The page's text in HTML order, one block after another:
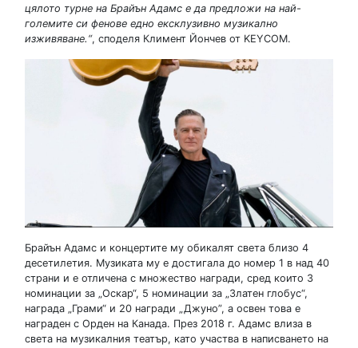
цялото турне на Брайън Адамс е да предложи на най-
големите си фенове едно ексклузивно музикално
изживяване.“, споделя Климент Йончев от KEYCOM.
Брайън Адамс и концертите му обикалят света близо 4
десетилетия. Музиката му е достигала до номер 1 в над 40
страни и е отличена с множество награди, сред които 3
номинации за „Оскар“, 5 номинации за „Златен глобус“,
награда „Грами“ и 20 награди „Джуно”, а освен това е
награден с Орден на Канада. През 2018 г. Адамс влиза в
света на музикалния театър, като участва в написването на